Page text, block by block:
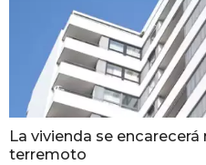
La vivienda se
terremoto